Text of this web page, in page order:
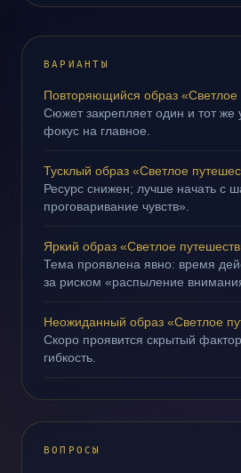
ВАРИАНТЫ
Повторяющийся образ «Светлое
Сюжет закрепляет один и тот же
фокус на главное.
Тусклый образ «Светлое
Ресурс снижен; лучше начать с
проговаривание чувств».
Яркий образ «Светлое
Тема проявлена явно: время
за риском «распыление
Неожиданный образ «Светлое
Скоро проявится скрытый
гибкость.
ВОПРОСЫ